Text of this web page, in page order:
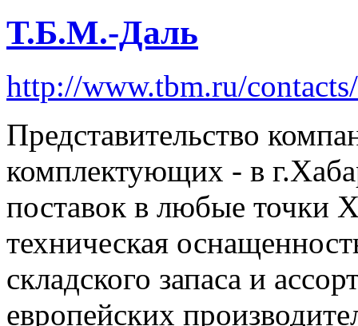
Т.Б.М.-Даль
http://www.tbm.ru/
Представительство
комплектующих - в
поставок в любые точки
техническая
складского запаса и
европейских